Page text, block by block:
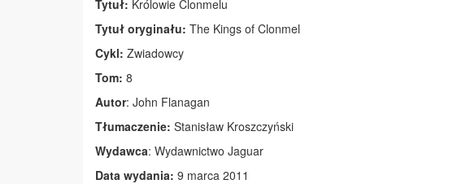
Tytuł: Królowie Clonmelu
Tytuł oryginału: The Kings of Clonmel
Cykl: Zwiadowcy
Tom: 8
Autor: John Flanagan
Tłumaczenie: Stanisław Kroszczyński
Wydawca: Wydawnictwo Jaguar
Data wydania: 9 marca 2011